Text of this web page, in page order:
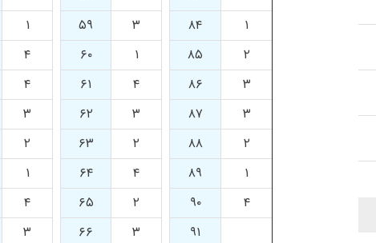
۱
۸۴ ۳ ۵۹ ۱
۲
۸۵ ۱ ۶۰ ۴
۳
۸۶ ۴ ۶۱ ۴
۳
۸۷ ۳ ۶۲ ۳
۲
۸۸ ۲ ۶۳ ۲
۱
۸۹ ۴ ۶۴ ۱
۴
۹۰ ۲ ۶۵ ۴
۹۱
۳ ۶۶ ۳